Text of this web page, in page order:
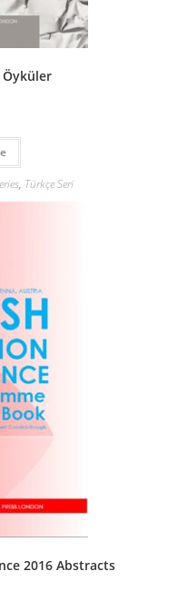
Öyküler
, Türkçe Seri
2016 Abstracts